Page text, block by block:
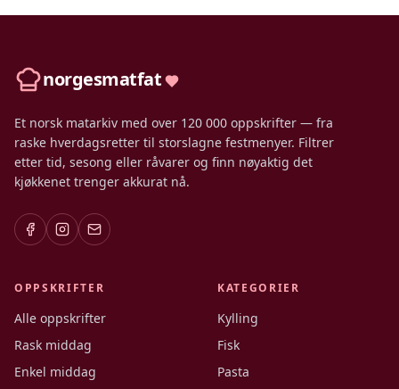
norgesmatfat
Et norsk matarkiv med over 120 000 oppskrifter — fra
raske hverdagsretter til storslagne festmenyer. Filtrer
etter tid, sesong eller råvarer og finn nøyaktig det
kjøkkenet trenger akkurat nå.
OPPSKRIFTER
Alle oppskrifter
Rask middag
Enkel middag
KATEGORIER
Kylling
Fisk
Pasta